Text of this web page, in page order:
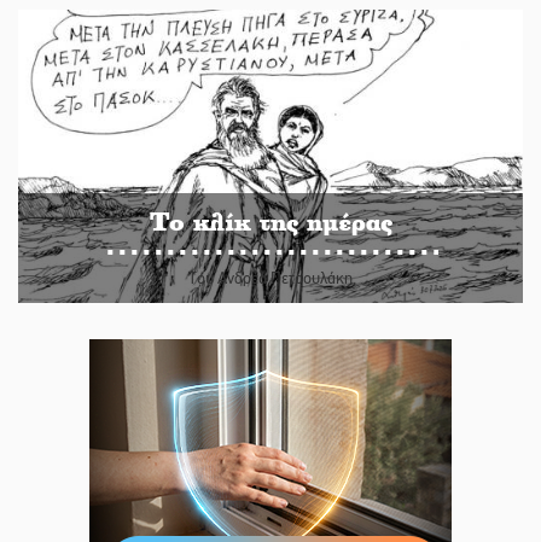
Το κλίκ της ημέρας
Του Ανδρέα Πετρουλάκη